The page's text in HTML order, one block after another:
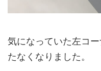
気になっていた左コ
たなくなりました。